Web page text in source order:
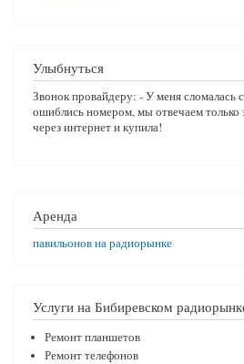
Улыбнуться
Звонок провайдеру: - У меня сломалась
ошиблись номером, мы отвечаем только
через интернет и купила!
Аренда
павильонов на радиорынке
Услуги на Бибиревском
Ремонт планшетов
Ремонт телефонов